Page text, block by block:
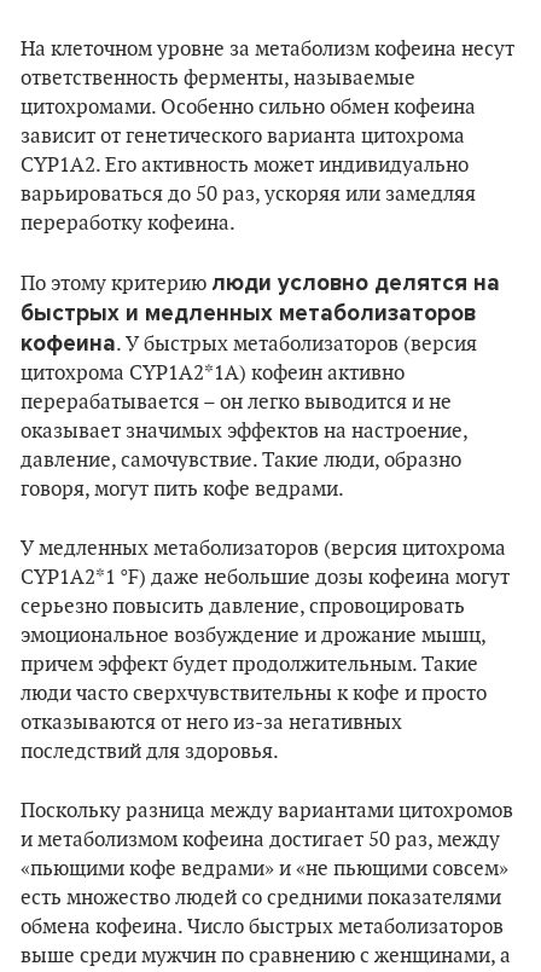
На клеточном уровне за метаболизм кофеина несут
ответственность ферменты, называемые
цитохромами. Особенно сильно обмен кофеина
зависит от генетического варианта цитохрома
CYP1A2. Его активность может индивидуально
варьироваться до 50 раз, ускоряя или замедляя
переработку кофеина.
По этому критерию люди условно делятся на
быстрых и медленных метаболизаторов
кофеина. У быстрых метаболизаторов (версия
цитохрома CYP1A2*1A) кофеин активно
перерабатывается – он легко выводится и не
оказывает значимых эффектов на настроение,
давление, самочувствие. Такие люди, образно
говоря, могут пить кофе ведрами.
У медленных метаболизаторов (версия цитохрома
CYP1A2*1 °F) даже небольшие дозы кофеина могут
серьезно повысить давление, спровоцировать
эмоциональное возбуждение и дрожание мышц,
причем эффект будет продолжительным. Такие
люди часто сверхчувствительны к кофе и просто
отказываются от него из-за негативных
последствий для здоровья.
Поскольку разница между вариантами цитохромов
и метаболизмом кофеина достигает 50 раз, между
«пьющими кофе ведрами» и «не пьющими совсем»
есть множество людей со средними показателями
обмена кофеина. Число быстрых метаболизаторов
выше среди мужчин по сравнению с женщинами, а